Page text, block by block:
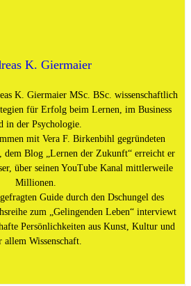
K. Giermaier
K. Giermaier MSc. BSc. wissenschaftlich
für Erfolg beim Lernen, im Business
in der Psychologie.
mit Vera F. Birkenbihl gegründeten
dem Blog „Lernen der Zukunft“ erreicht er
über seinen YouTube Kanal mittlerweile
Millionen.
Guide durch den Dschungel des
zum „Gelingenden Leben“ interviewt
Persönlichkeiten aus Kunst, Kultur und
allem Wissenschaft.